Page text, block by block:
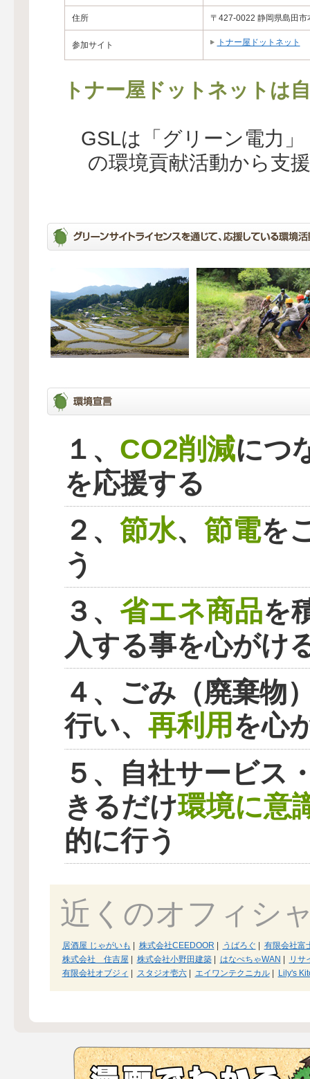
住所 〒427-0022 静岡県島田
参加サイト トナー屋ドットネット
トナー屋ドットネットは
GSLは「グリーン電力
の環境貢献活動から支
１、 CO2削減につ
を応援する
２、 節水、 節電を
う
３、 省エネ商品を
入する事を心がけ
４、ごみ（廃棄物
行い、 再利用を心
５、自社サービス
きるだけ環境に意
的に行う
近くのオフィシ
居酒屋 じゃがいも 株式会社CEEDOOR うばろぐ
有限会社富
株式会社 住吉屋
株式会社小野田建築| はなぺちゃWAN
リサ
有限会社オブジィ
スタジオ壱六| エイワンテクニカル| Lily's